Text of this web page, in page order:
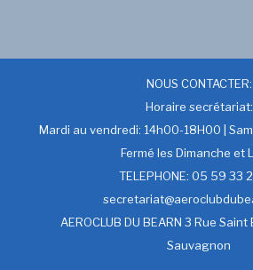
NOUS CONTACTER:
Horaire secrétariat:
Mardi au vendredi: 14h00-18H00 |
Fermé les Dimanche et
TELEPHONE: 05 59 33
AEROCLUB DU BEARN 3 Rue
Sauvagnon